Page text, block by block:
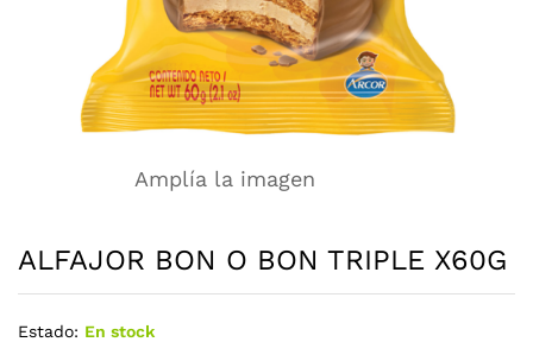
Amplía la imagen
ALFAJOR BON O BON TRIPLE X60G
Estado: En stock